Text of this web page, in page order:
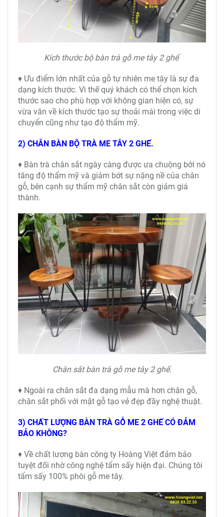
Kích thước bộ bàn trà gỗ me tây 2 ghế
♦ Ưu điểm lớn nhất của gỗ tự nhiên me tây là sự đa
dạng kích thước. Vì thế quý khách có thể chọn kích
thước sao cho phù hợp với không gian hiện có, sự
vừa văn về kích thước tạo sự thoải mái trong việc di
chuyển cũng như tạo độ thẩm mỹ.
2) CHÂN BÀN BỘ TRÀ ME TÂY 2 GHẾ.
♦ Bàn trà chân sắt ngày càng được ưa chuộng bởi nó
tăng độ thẩm mỹ và giảm bớt sự nặng nề của chân
gỗ, bên cạnh sự thẩm mỹ chân sắt còn giảm giá
thành.
Chân sắt bàn trà gỗ me tây 2 ghế.
♦ Ngoài ra chân sắt đa dạng mẫu mà hơn chân gỗ,
chân sắt phối với mặt gỗ tạo vẻ đẹp đầy nghệ thuật.
3) CHẤT LƯỢNG BÀN TRÀ GỖ ME 2 GHẾ CÓ ĐẢM
BẢO KHÔNG?
♦ Về chất lượng bàn công ty Hoàng Việt đảm bảo
tuyệt đối nhờ công nghệ tẩm sấy hiện đại. Chúng tôi
tẩm sấy 100% phôi gỗ me tây.